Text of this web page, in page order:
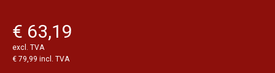
€ 63,19
excl. TVA
€ 79,99 incl. TVA